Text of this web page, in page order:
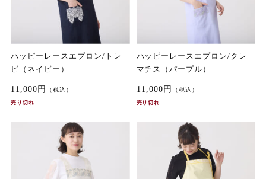
ハッピーレースエプロン/トレ
ビ（ネイビー）
11,000円 （税込）
売り切れ
ハッピーレースエプロン/クレ
マチス（パープル）
11,000円 （税込）
売り切れ